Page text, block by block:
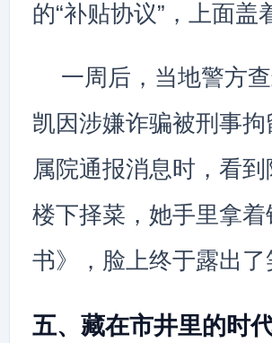
的“补贴协议”，上面
一周后，当地警方
凯因涉嫌诈骗被刑事
属院通报消息时，看
楼下择菜，她手里拿
书》，脸上终于露出了
五、藏在市井里的时